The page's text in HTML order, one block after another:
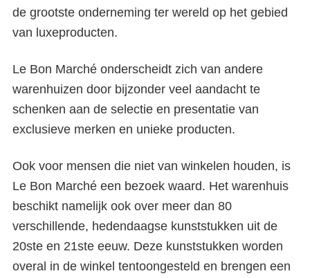
de grootste onderneming ter wereld op het gebied
van luxeproducten.
Le Bon Marché onderscheidt zich van andere
warenhuizen door bijzonder veel aandacht te
schenken aan de selectie en presentatie van
exclusieve merken en unieke producten.
Ook voor mensen die niet van winkelen houden, is
Le Bon Marché een bezoek waard. Het warenhuis
beschikt namelijk ook over meer dan 80
verschillende, hedendaagse kunststukken uit de
20ste en 21ste eeuw. Deze kunststukken worden
overal in de winkel tentoongesteld en brengen een